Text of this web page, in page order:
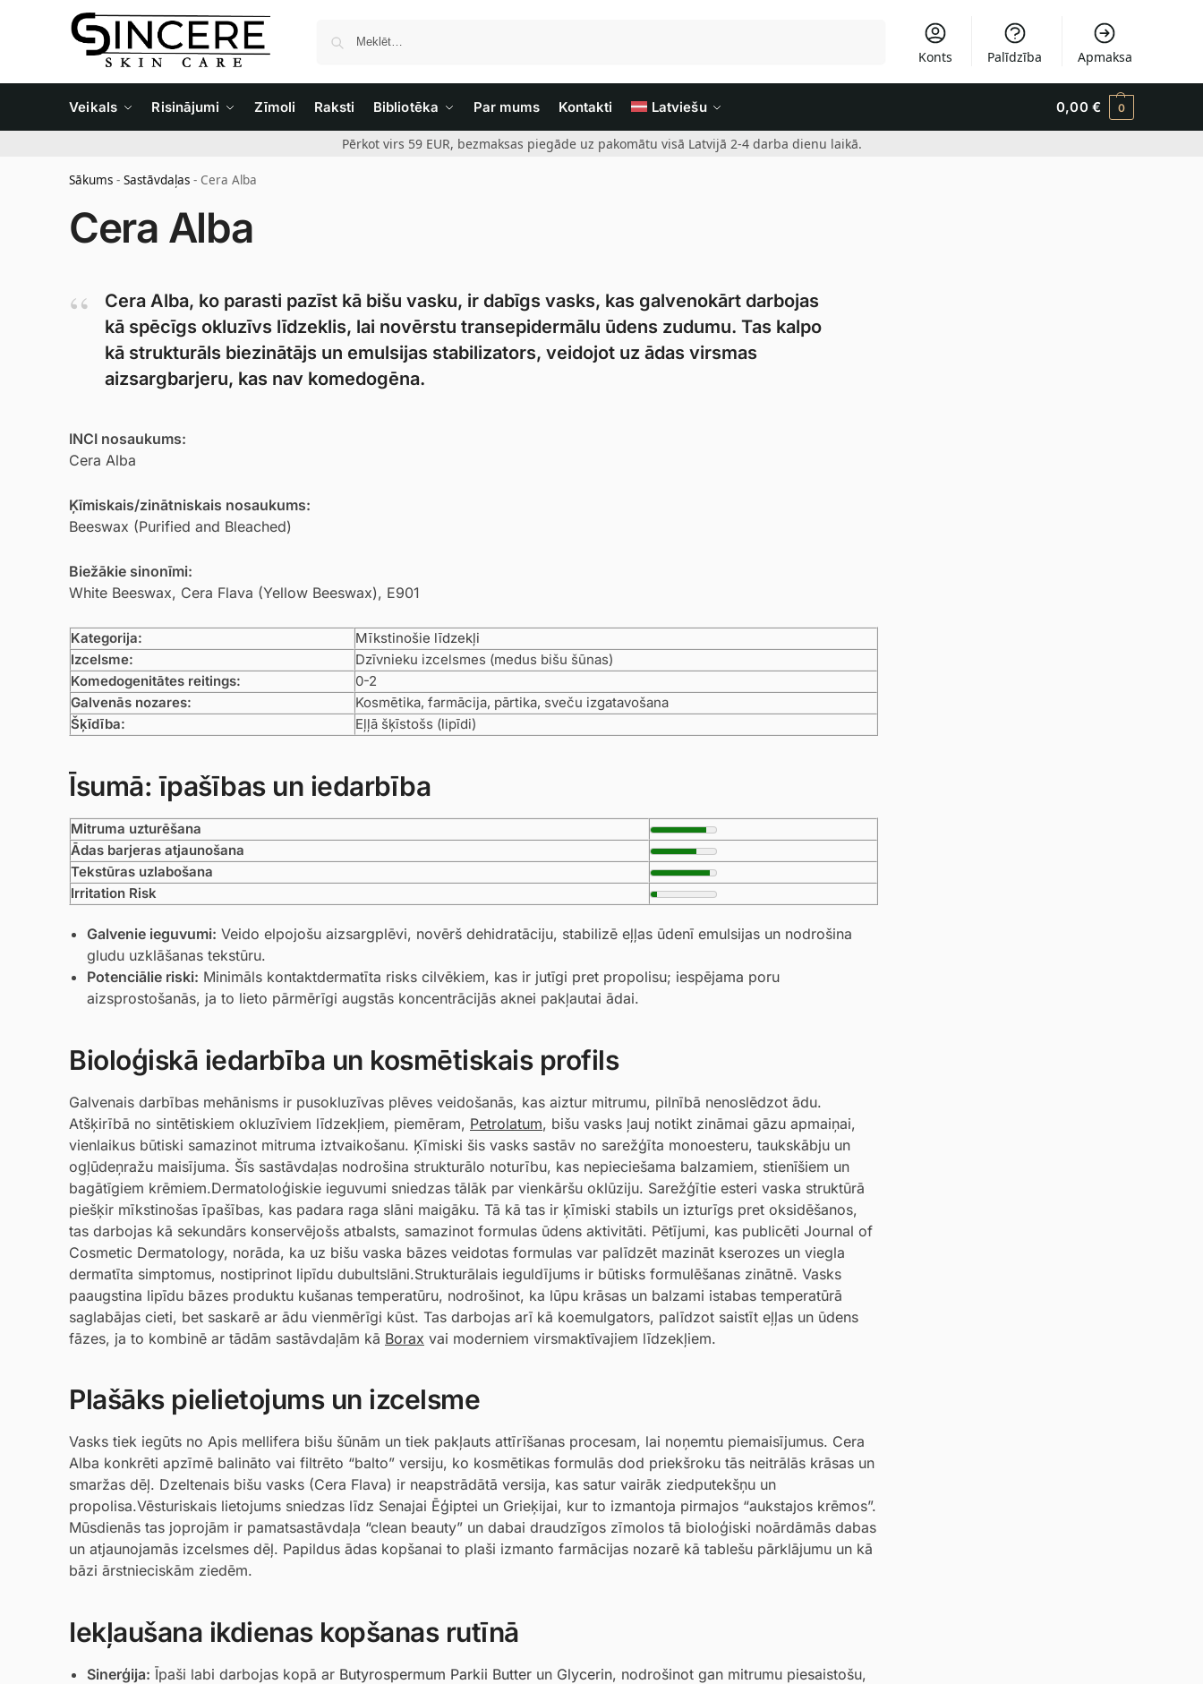
Konts Palīdzība Apmaksa
Veikals Risinājumi Zīmoli Raksti Bibliotēka Par mums Kontakti Latviešu 0,00 € 0
Pērkot virs 59 EUR, bezmaksas piegāde uz pakomātu visā Latvijā 2-4 darba dienu laikā.
Sākums - Sastāvdaļas - Cera Alba
Cera Alba
Cera Alba, ko parasti pazīst kā bišu vasku, ir dabīgs vasks, kas galvenokārt darbojas
kā spēcīgs okluzīvs līdzeklis, lai novērstu transepidermālu ūdens zudumu. Tas kalpo
kā strukturāls biezinātājs un emulsijas stabilizators, veidojot uz ādas virsmas
aizsargbarjeru, kas nav komedogēna.
INCI nosaukums:
Cera Alba
Ķīmiskais/zinātniskais nosaukums:
Beeswax (Purified and Bleached)
Biežākie sinonīmi:
White Beeswax, Cera Flava (Yellow Beeswax), E901
Kategorija:
Mīkstinošie līdzekļi
Izcelsme:
Dzīvnieku izcelsmes (medus bišu šūnas)
Komedogenitātes reitings:
0-2
Galvenās nozares:
Kosmētika, farmācija, pārtika, sveču izgatavošana
Šķīdība:
Eļļā šķīstošs (lipīdi)
Īsumā: īpašības un iedarbība
Mitruma uzturēšana
Ādas barjeras atjaunošana
Tekstūras uzlabošana
Irritation Risk
Galvenie ieguvumi: Veido elpojošu aizsargplēvi, novērš dehidratāciju, stabilizē eļļas ūdenī emulsijas un nodrošina
gludu uzklāšanas tekstūru.
Potenciālie riski: Minimāls kontaktdermatīta risks cilvēkiem, kas ir jutīgi pret propolisu; iespējama poru
aizsprostošanās, ja to lieto pārmērīgi augstās koncentrācijās aknei pakļautai ādai.
Bioloģiskā iedarbība un kosmētiskais profils
Galvenais darbības mehānisms ir pusokluzīvas plēves veidošanās, kas aiztur mitrumu, pilnībā nenoslēdzot ādu.
Atšķirībā no sintētiskiem okluzīviem līdzekļiem, piemēram, Petrolatum, bišu vasks ļauj notikt zināmai gāzu apmaiņai,
vienlaikus būtiski samazinot mitruma iztvaikošanu. Ķīmiski šis vasks sastāv no sarežģīta monoesteru, taukskābju un
ogļūdeņražu maisījuma. Šīs sastāvdaļas nodrošina strukturālo noturību, kas nepieciešama balzamiem, stienīšiem un
bagātīgiem krēmiem.Dermatoloģiskie ieguvumi sniedzas tālāk par vienkāršu oklūziju. Sarežģītie esteri vaska struktūrā
piešķir mīkstinošas īpašības, kas padara raga slāni maigāku. Tā kā tas ir ķīmiski stabils un izturīgs pret oksidēšanos,
tas darbojas kā sekundārs konservējošs atbalsts, samazinot formulas ūdens aktivitāti. Pētījumi, kas publicēti Journal of
Cosmetic Dermatology, norāda, ka uz bišu vaska bāzes veidotas formulas var palīdzēt mazināt kserozes un viegla
dermatīta simptomus, nostiprinot lipīdu dubultslāni.Strukturālais ieguldījums ir būtisks formulēšanas zinātnē. Vasks
paaugstina lipīdu bāzes produktu kušanas temperatūru, nodrošinot, ka lūpu krāsas un balzami istabas temperatūrā
saglabājas cieti, bet saskarē ar ādu vienmērīgi kūst. Tas darbojas arī kā koemulgators, palīdzot saistīt eļļas un ūdens
fāzes, ja to kombinē ar tādām sastāvdaļām kā Borax vai moderniem virsmaktīvajiem līdzekļiem.
Plašāks pielietojums un izcelsme
Vasks tiek iegūts no Apis mellifera bišu šūnām un tiek pakļauts attīrīšanas procesam, lai noņemtu piemaisījumus. Cera
Alba konkrēti apzīmē balināto vai filtrēto “balto” versiju, ko kosmētikas formulās dod priekšroku tās neitrālās krāsas un
smaržas dēļ. Dzeltenais bišu vasks (Cera Flava) ir neapstrādātā versija, kas satur vairāk ziedputekšņu un
propolisa.Vēsturiskais lietojums sniedzas līdz Senajai Ēģiptei un Grieķijai, kur to izmantoja pirmajos “aukstajos krēmos”.
Mūsdienās tas joprojām ir pamatsastāvdaļa “clean beauty” un dabai draudzīgos zīmolos tā bioloģiski noārdāmās dabas
un atjaunojamās izcelsmes dēļ. Papildus ādas kopšanai to plaši izmanto farmācijas nozarē kā tablešu pārklājumu un kā
bāzi ārstnieciskām ziedēm.
Iekļaušana ikdienas kopšanas rutīnā
Sinerģija: Īpaši labi darbojas kopā ar Butyrospermum Parkii Butter un Glycerin, nodrošinot gan mitrumu piesaistošu,